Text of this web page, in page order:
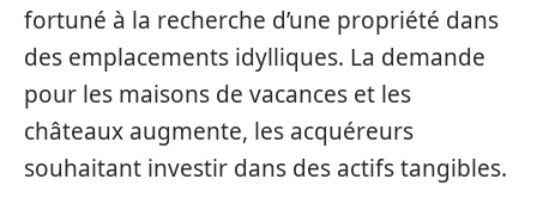
fortuné à la recherche d’une propriété dans
des emplacements idylliques. La demande
pour les maisons de vacances et les
châteaux augmente, les acquéreurs
souhaitant investir dans des actifs tangibles.